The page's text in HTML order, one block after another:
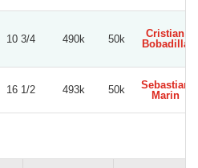
10 3/4 490k 50k
Cristian
Bobadilla
16 1/2 493k 50k
Sebastian
Marin